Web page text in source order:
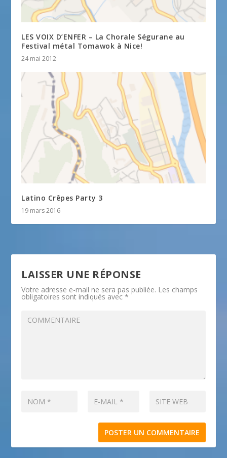
LES VOIX D’ENFER – La Chorale Ségurane au
Festival métal Tomawok à Nice!
24 mai 2012
Latino Crêpes Party 3
19 mars 2016
LAISSER UNE RÉPONSE
Votre adresse e-mail ne sera pas publiée. Les champs
obligatoires sont indiqués avec*